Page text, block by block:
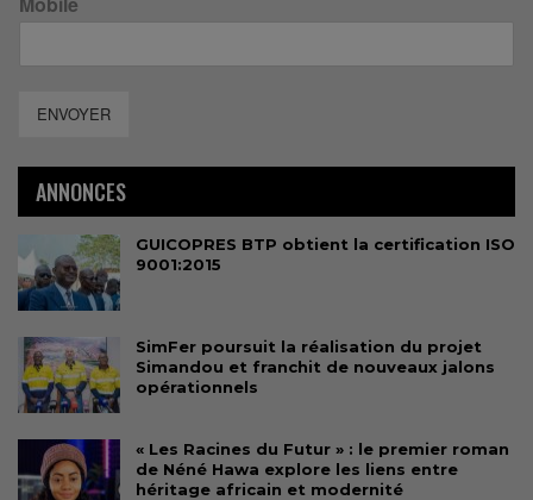
ENVOYER
ANNONCES
GUICOPRES BTP obtient la certification ISO
9001:2015
SimFer poursuit la réalisation du projet
Simandou et franchit de nouveaux jalons
opérationnels
« Les Racines du Futur » : le premier roman
de Néné Hawa explore les liens entre
héritage africain et modernité